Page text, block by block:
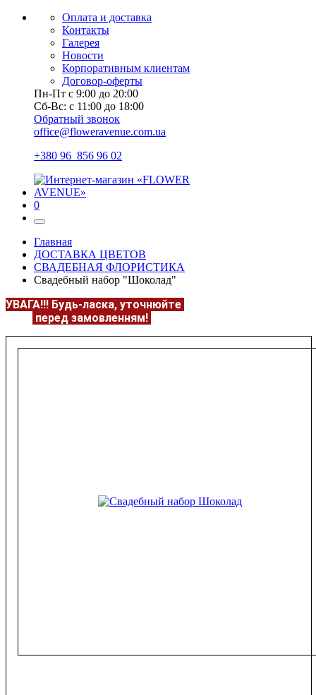
Оплата и доставка
Контакты
Галерея
Новости
Корпоративным клиентам
Договор-оферты
Пн-Пт с 9:00 до 20:00
Сб-Вс: с 11:00 до 18:00
Обратный звонок
office@floweravenue.com.ua
+380 96 856 96 02
0
Главная
ДОСТАВКА ЦВЕТОВ
СВАДЕБНАЯ ФЛОРИСТИКА
Свадебный набор "Шоколад"
УВАГА!!! Будь-ласка, уточнюйте
перед замовленням!